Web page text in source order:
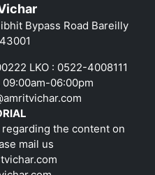
Bypass Road Bareilly
LKO : 0522-4008111
06:00pm
the content on
mail us